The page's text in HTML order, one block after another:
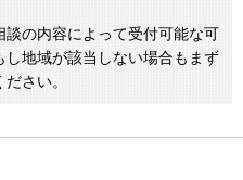
談の内容によって受付可能な可
し地域が該当しない場合もまず
さい。